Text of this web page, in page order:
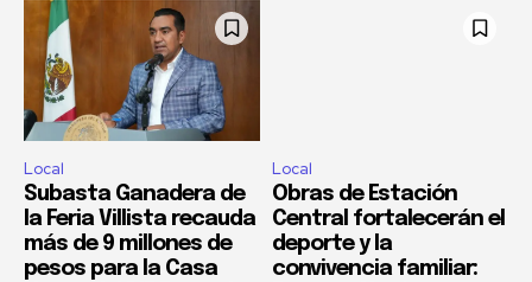
Local
Subasta Ganadera de
la Feria Villista recauda
más de 9 millones de
pesos para la Casa
Local
Obras de Estación
Central fortalecerán el
deporte y la
convivencia familiar: